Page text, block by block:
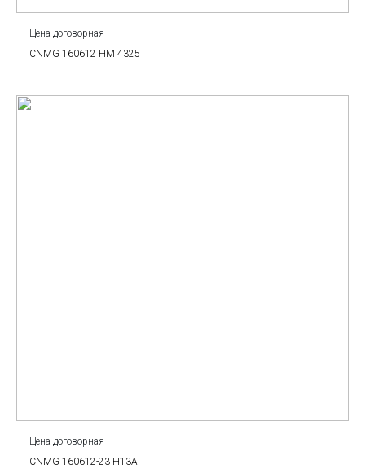
Цена договорная
CNMG 160612 HM 4325
Цена договорная
CNMG 160612-23 H13A